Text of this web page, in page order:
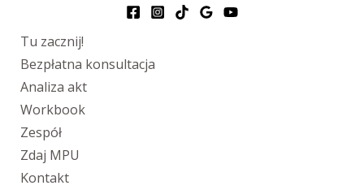
Tu zacznij!
Bezpłatna konsultacja
Analiza akt
Workbook
Zespół
Zdaj MPU
Kontakt